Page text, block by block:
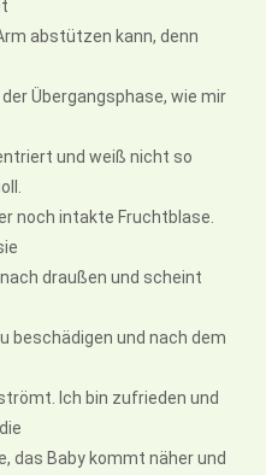
abstützen kann, denn
Übergangsphase, wie mir
und weiß nicht so
noch intakte Fruchtblase.
draußen und scheint
beschädigen und nach dem
Ich bin zufrieden und
das Baby kommt näher und